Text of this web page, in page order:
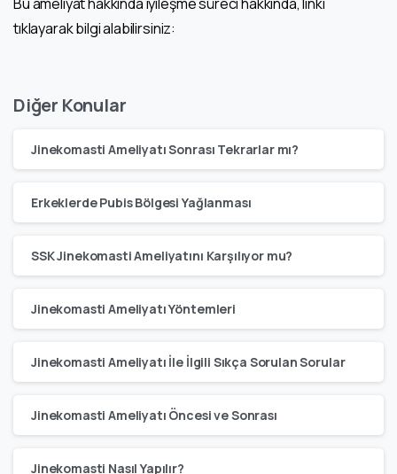
tıklayarak bilgi alabilirsiniz:
Diğer Konular
Jinekomasti Ameliyatı Sonrası Tekrarlar mı?
Erkeklerde Pubis Bölgesi Yağlanması
SSK Jinekomasti Ameliyatını Karşılıyor mu?
Jinekomasti Ameliyatı Yöntemleri
Jinekomasti Ameliyatı İle İlgili Sıkça Sorulan Sorular
Jinekomasti Ameliyatı Öncesi ve Sonrası
Jinekomasti Nasıl Yapılır?